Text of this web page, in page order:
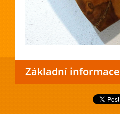
Základní informace